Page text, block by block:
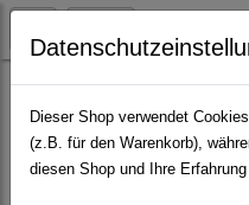
Container-Rosen Gallicas
Dieser Shop verwendet
(z.B. für den Warenkorb),
diesen Shop und Ihre